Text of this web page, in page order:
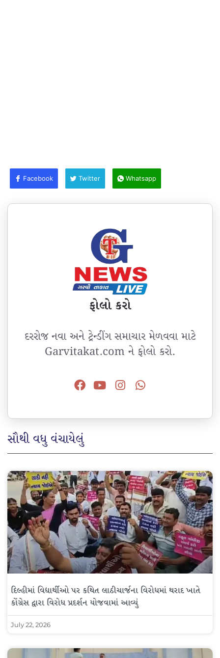
Facebook Twitter Whatsapp
ફોલો કરો
દરરોજ નવા અને ટ્રેન્ડીંગ સમાચાર મેળવવા માટે
Garvitakat.com ને ફોલો કરો.
સૌથી વધુ વંચાયેલું
દિલ્હીમાં વિદ્યાર્થીઓ પર કથિત લાઠીચાર્જના વિરોધમાં થરાદ ખાતે
કોંગ્રેસ દ્વારા વિરોધ પ્રદર્શન યોજવામાં આવ્યું
July 22, 2026